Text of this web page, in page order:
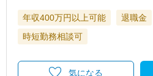
年収400万円以上可能 退職金
時短勤務相談可
気になる